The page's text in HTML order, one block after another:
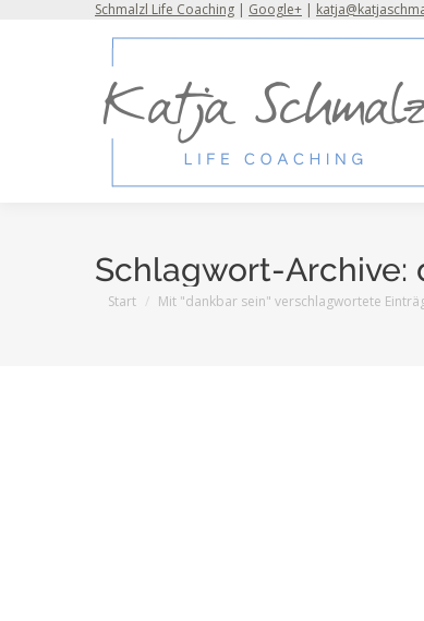
Schmalzl Life Coaching | Google+ |
Schlagwort-Archive:
Sie befinden sich hier:
Start Mit "dankbar sein" verschlagwortete